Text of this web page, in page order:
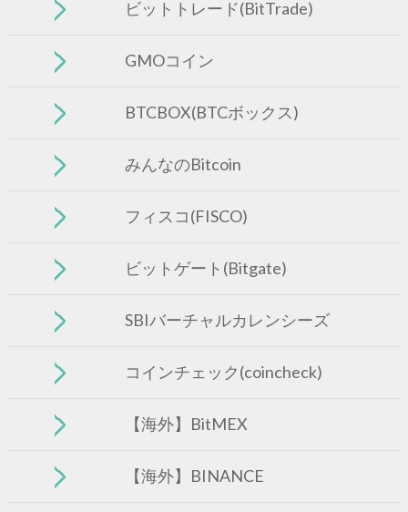
ビットトレード(BitTrade)
GMOコイン
BTCBOX(BTCボックス)
みんなのBitcoin
フィスコ(FISCO)
ビットゲート(Bitgate)
SBIバーチャルカレンシーズ
コインチェック(coincheck)
【海外】BitMEX
【海外】BINANCE